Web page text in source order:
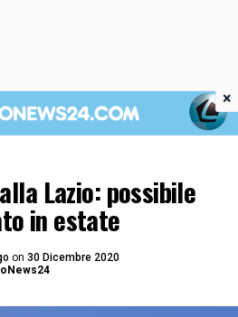
Lazio: possibile
in estate
on 30 Dicembre 2020
×